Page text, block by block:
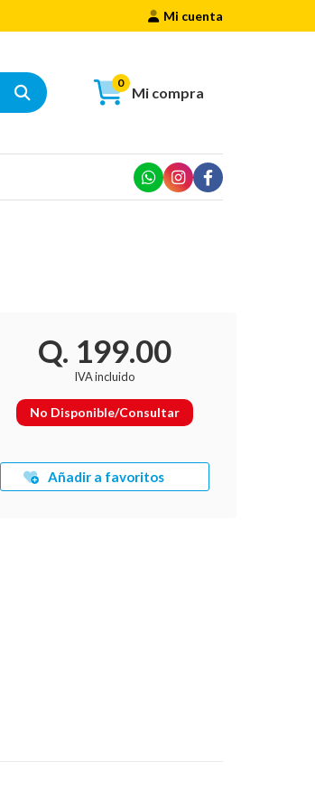
Mi cuenta
Mi compra
0
Q. 199.00
IVA incluido
No Disponible/Consultar
Añadir a favoritos